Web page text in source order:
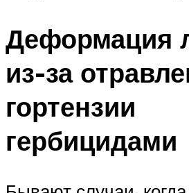
Деформация
из-за
гортензии
гербицидами